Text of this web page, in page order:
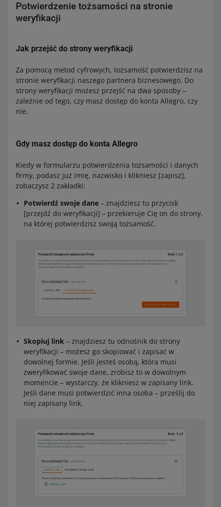
Potwierdzenie tożsamości na stronie
weryfikacji
Jak przejść do strony weryfikacji
Za pomocą metod cyfrowych, tożsamość potwierdzisz na
stronie weryfikacji naszego partnera biznesowego. Do
strony weryfikacji możesz przejść na dwa sposoby –
zależnie od tego, czy masz dostęp do konta Allegro, czy
nie.
Gdy masz dostęp do konta Allegro
Kiedy w formularzu potwierdzenia tożsamości i danych
firmy, podasz już imię, nazwisko i klikniesz [zapisz],
zobaczysz 2 zakładki:
Potwierdź swoje dane – znajdziesz tu przycisk
[przejdź do weryfikacji] – przekieruje Cię on do strony,
na której potwierdzisz swoją tożsamość.
Skopiuj link – znajdziesz tu odnośnik do strony
weryfikacji – możesz go skopiować i zapisać w
dowolnej formie. Jeśli jesteś osobą, która musi
zweryfikować swoje dane, zrobisz to w dowolnym
momencie – wystarczy, że klikniesz w zapisany link.
Jeśli dane musi potwierdzić inna osoba – prześlij do
niej zapisany link.